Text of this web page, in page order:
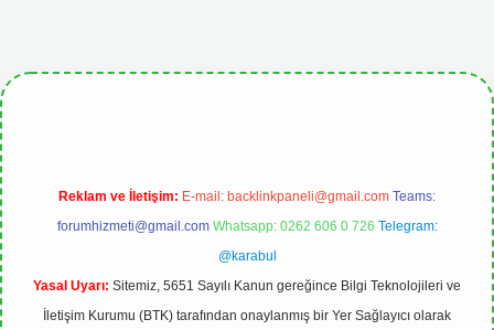
Reklam ve İletişim: E-mail: backlinkpaneli@gmail.com Teams:
forumhizmeti@gmail.com Whatsapp: 0262 606 0 726 Telegram:
@karabul
Yasal Uyarı: Sitemiz, 5651 Sayılı Kanun gereğince Bilgi Teknolojileri ve
İletişim Kurumu (BTK) tarafından onaylanmış bir Yer Sağlayıcı olarak